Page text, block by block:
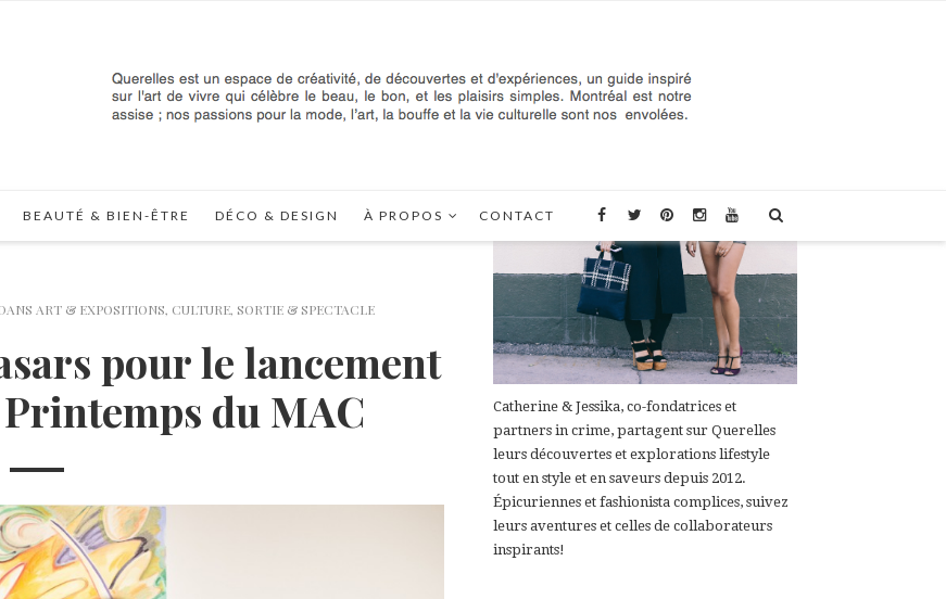
BEAUTÉ & BIEN-ÊTRE DÉCO & DESIGN À PROPOS CONTACT
ART & EXPOSITIONS, CULTURE, SORTIE & SPECTACLE
pour le lancement
du MAC
Catherine & Jessika, co-fondatrices et
partners in crime, partagent sur Querelles
leurs découvertes et explorations lifestyle
tout en style et en saveurs depuis 2012.
Épicuriennes et fashionista complices, suivez
leurs aventures et celles de collaborateurs
inspirants!